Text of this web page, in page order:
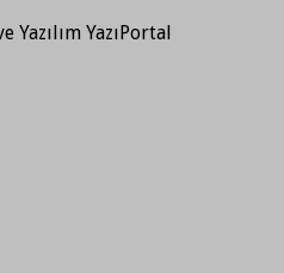
YazıPortal